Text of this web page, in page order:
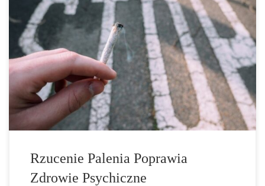
W krótkim okresie po rzuceniu palenia mogą pojawić się objawy
odstawienia. Ale na dłuższą metę zdrowie psychiczne poprawia się.
Jest to wynik niedawnego przeglądu naukowego. Często wystarcza
jeden papieros aby powstał fundament dla uzależnienia. W
organizmie nikotyna wywołuje szereg procesów biochemicznych.
Uważa się, że główny efekt jest wywoływany przez
neuroprzekaźnik […]
Rzucenie Palenia Poprawia
Zdrowie Psychiczne